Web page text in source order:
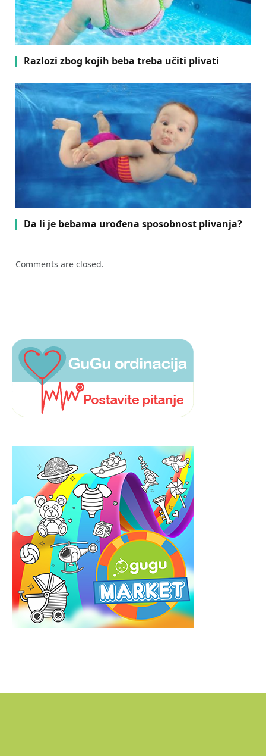
Razlozi zbog kojih beba treba učiti plivati
Da li je bebama urođena sposobnost plivanja?
Comments are closed.